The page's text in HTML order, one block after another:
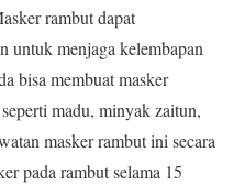
rambut dapat
untuk menjaga kelembapan
bisa membuat masker
madu, minyak zaitun,
masker rambut ini secara
pada rambut selama 15